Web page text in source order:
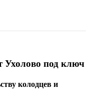
Ухолово под ключ
колодцев и